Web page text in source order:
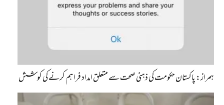
ہمراز: پاکستان حکومت کی ذہنی صحت سے متعلق امداد فراہم کرنے کی کوشش